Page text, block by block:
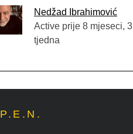
Nedžad Ibrahimović
Active prije 8 mjeseci, 3
tjedna
P.E.N.